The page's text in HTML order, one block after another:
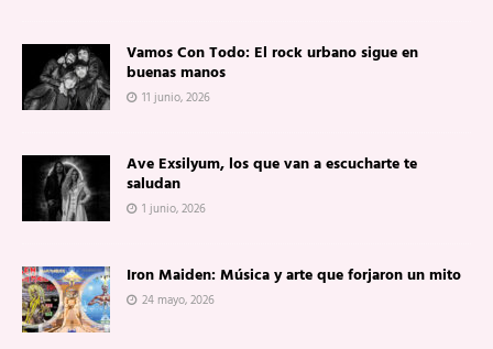
Vamos Con Todo: El rock urbano sigue en
buenas manos
11 junio, 2026
Ave Exsilyum, los que van a escucharte te
saludan
1 junio, 2026
Iron Maiden: Música y arte que forjaron un mito
24 mayo, 2026